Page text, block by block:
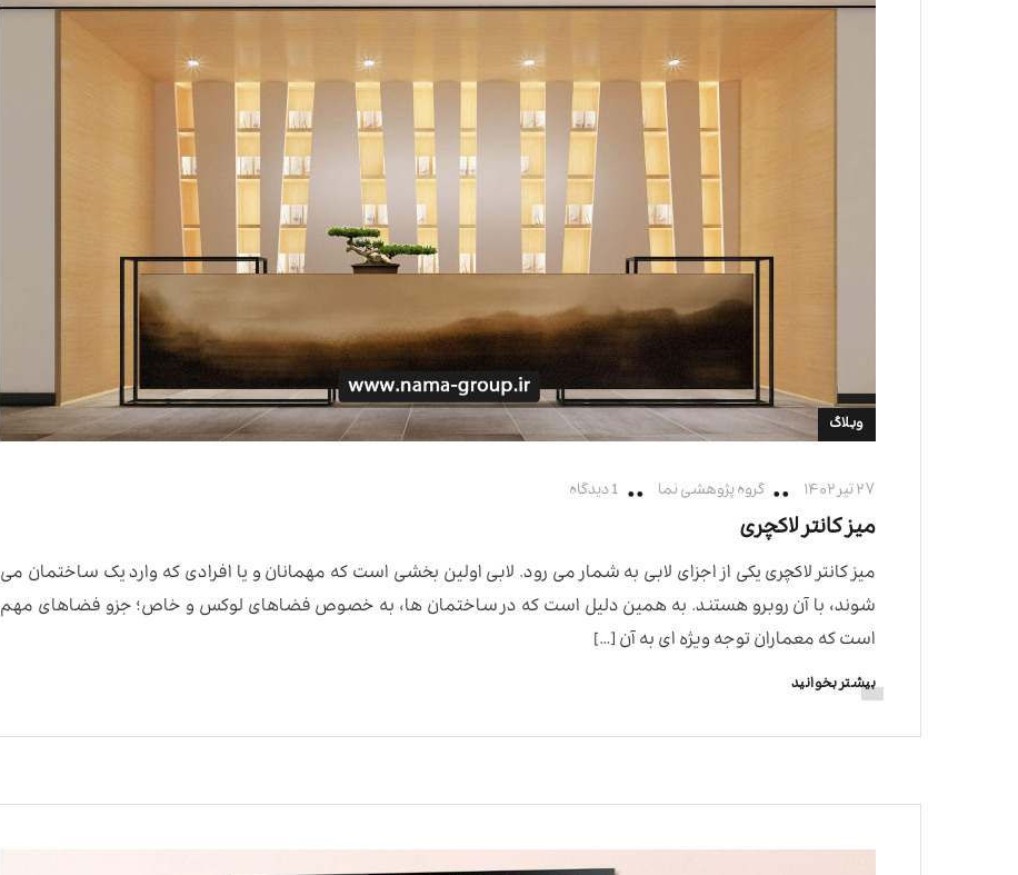
وبلاگ
۲۷ تیر ۱۴۰۲ گروه پژوهشی نما 1 دیدگاه
میز کانتر لاکچری
میز کانتر لاکچری یکی از اجزای لابی به شمار می رود. لابی اولین بخشی است که مهمانان و یا افرادی که وارد یک ساختمان می
شوند، با آن روبرو هستند. به همین دلیل است که در ساختمان ها، به خصوص فضاهای لوکس و خاص؛ جزو فضاهای مهم
است که معماران توجه ویژه ای به آن […]
بیشتر بخوانید